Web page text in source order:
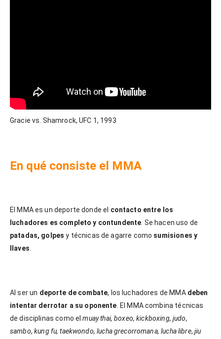
Gracie vs. Shamrock, UFC 1, 1993
En qué consiste el MMA
El MMA es un deporte donde el contacto entre los
luchadores es completo y contundente . Se hacen uso de
patadas, golpes y técnicas de agarre como sumisiones y
llaves
Al ser un deporte de combate, los luchadores de MMAdeben
intentar derrotar a su oponente . El MMA combina técnicas
de disciplinas como elmuay thai, boxeo, kickboxing, judo,
sambo,kung fu, taekwondo, lucha grecorromana, lucha libre, jiu